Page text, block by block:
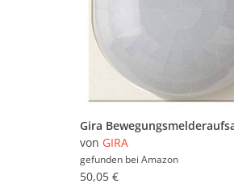
von GIRA
gefunden bei Amazon
50,05 €